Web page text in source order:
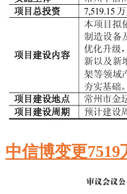
中信博变更7519